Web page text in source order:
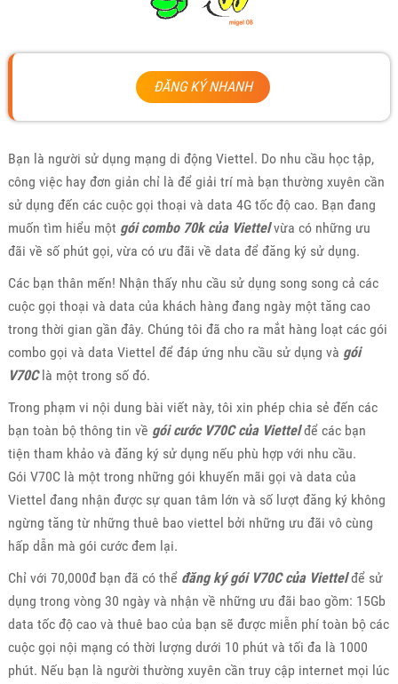
ĐĂNG KÝ NHANH
Bạn là người sử dụng mạng di động Viettel. Do nhu cầu học tập,
công việc hay đơn giản chỉ là để giải trí mà bạn thường xuyên cần
sử dụng đến các cuộc gọi thoại và data 4G tốc độ cao. Bạn đang
muốn tìm hiểu một gói combo 70k của Viettelvừa có những ưu
đãi về số phút gọi, vừa có ưu đãi về data để đăng ký sử dụng.
Các bạn thân mến! Nhận thấy nhu cầu sử dụng song song cả các
cuộc gọi thoại và data của khách hàng đang ngày một tăng cao
trong thời gian gần đây. Chúng tôi đã cho ra mắt hàng loạt các gói
combo gọi và data Viettel để đáp ứng nhu cầu sử dụng và gói
V70Clà một trong số đó.
Trong phạm vi nội dung bài viết này, tôi xin phép chia sẻ đến các
bạn toàn bộ thông tin về gói cước V70C của Viettelđể các bạn
tiện tham khảo và đăng ký sử dụng nếu phù hợp với nhu cầu.
Gói V70C là một trong những gói khuyến mãi gọi và data của
Viettel đang nhận được sự quan tâm lớn và số lượt đăng ký không
ngừng tăng từ những thuê bao viettel bởi những ưu đãi vô cùng
hấp dẫn mà gói cước đem lại.
Chỉ với 70,000đ bạn đã có thể đăng ký gói V70C của Viettelđể sử
dụng trong vòng 30 ngày và nhận về những ưu đãi bao gồm: 15Gb
data tốc độ cao và thuê bao của bạn sẽ được miễn phí toàn bộ các
cuộc gọi nội mạng có thời lượng dưới 10 phút và tối đa là 1000
phút. Nếu bạn là người thường xuyên cần truy cập internet mọi lúc